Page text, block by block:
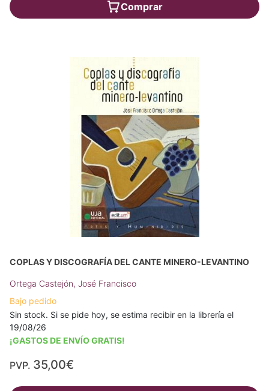
Comprar
COPLAS Y DISCOGRAFÍA DEL CANTE MINERO-LEVANTINO
Ortega Castejón, José Francisco
Bajo pedido
Sin stock. Si se pide hoy, se estima recibir en la librería el
19/08/26
¡GASTOS DE ENVÍO GRATIS!
PVP. 35,00€